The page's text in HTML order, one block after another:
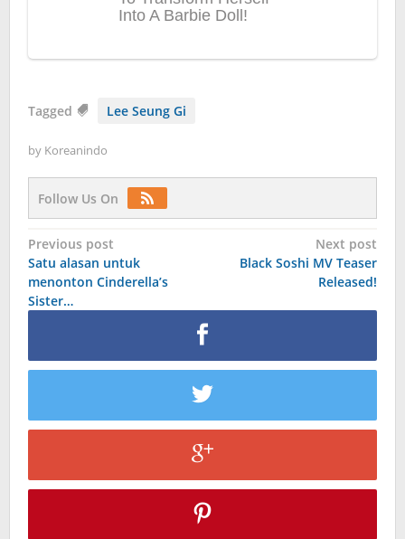
Tagged Lee Seung Gi
by Koreanindo
Follow Us On
Post
navigation
Previous post
Satu alasan untuk
menonton Cinderella’s
Sister…
Next post
Black Soshi MV Teaser
Released!